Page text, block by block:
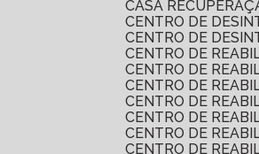
CASA
CENTRO DE
CENTRO DE
CENTRO DE
CENTRO DE
CENTRO DE
CENTRO DE
CENTRO DE
CENTRO DE
CENTRO DE